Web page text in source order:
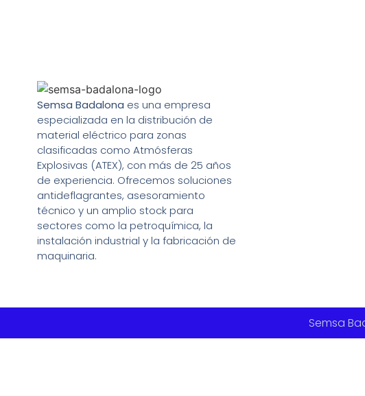
Semsa Badalona es una empresa
especializada en la distribución de
material eléctrico para zonas
clasificadas como Atmósferas
Explosivas (ATEX), con más de 25 años
de experiencia. Ofrecemos soluciones
antideflagrantes, asesoramiento
técnico y un amplio stock para
sectores como la petroquímica, la
instalación industrial y la fabricación de
maquinaria.
Semsa